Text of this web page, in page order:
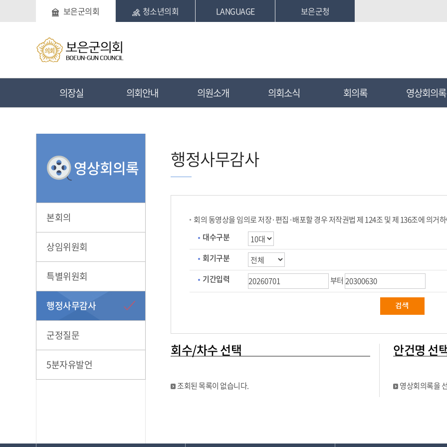
본문바로가기보은군의회 청소년의회 LANGUAGE 보은군청
의장실 의회안내 의원소개 의회소식 회의록 영상회의록
영상회의록
본회의
상임위원회
특별위원회
행정사무감사
군정질문
5분자유발언
행정사무감사
회의 동영상을 임의로 저장·편집·배포할 경우 저작권법 제 124조 및 제 136조에 의거
대수구분
회기구분
기간입력
부터
회수/차수 선택
조회된 목록이 없습니다.
안건명 선
영상회의록을